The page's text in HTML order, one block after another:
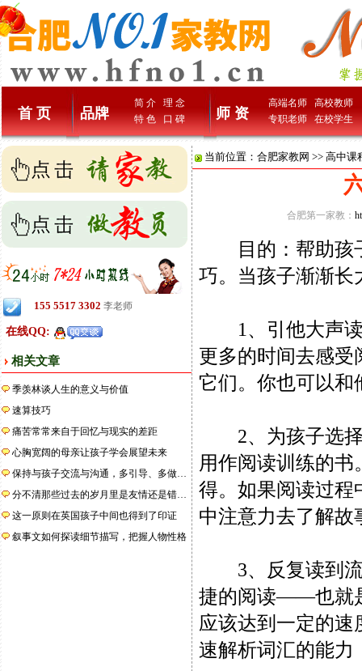
首 页 品牌
简 介
理 念
特 色
口 碑 师 资
高端名师
高校教师
专职老师
在校学生
155 5517 3302 李老师
在线QQ:
相关文章
季羡林谈人生的意义与价值
速算技巧
痛苦常常来自于回忆与现实的差距
心胸宽阔的母亲让孩子学会展望未来
保持与孩子交流与沟通，多引导、多做…
分不清那些过去的岁月里是友情还是错…
这一原则在英国孩子中间也得到了印证
叙事文如何探读细节描写，把握人物性格
当前位置： 合肥家教网 >> 高中课
合肥第一家教：
目的：帮助孩
巧。当孩子渐渐长
1、引他大声读
更多的时间去感受
它们。你也可以和
2、为孩子选择
用作阅读训练的
得。如果阅读过程
中注意力去了解故
3、反复读到流
捷的阅读——也就
应该达到一定的
速解析词汇的能力